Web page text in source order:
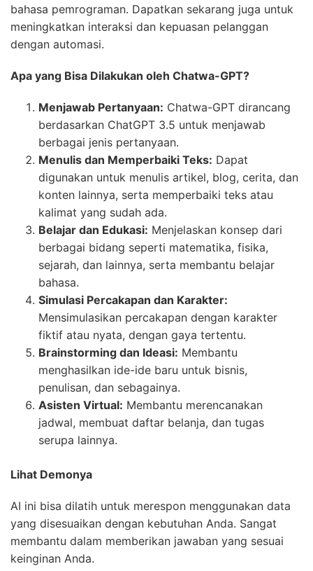
bahasa pemrograman. Dapatkan sekarang juga untuk
meningkatkan interaksi dan kepuasan pelanggan
dengan automasi.
Apa yang Bisa Dilakukan oleh Chatwa-GPT?
Menjawab Pertanyaan: Chatwa-GPT dirancang
berdasarkan ChatGPT 3.5 untuk menjawab
berbagai jenis pertanyaan.
Menulis dan Memperbaiki Teks: Dapat
digunakan untuk menulis artikel, blog, cerita, dan
konten lainnya, serta memperbaiki teks atau
kalimat yang sudah ada.
Belajar dan Edukasi: Menjelaskan konsep dari
berbagai bidang seperti matematika, fisika,
sejarah, dan lainnya, serta membantu belajar
bahasa.
Simulasi Percakapan dan Karakter:
Mensimulasikan percakapan dengan karakter
fiktif atau nyata, dengan gaya tertentu.
Brainstorming dan Ideasi: Membantu
menghasilkan ide-ide baru untuk bisnis,
penulisan, dan sebagainya.
Asisten Virtual: Membantu merencanakan
jadwal, membuat daftar belanja, dan tugas
serupa lainnya.
Lihat Demonya
AI ini bisa dilatih untuk merespon menggunakan data
yang disesuaikan dengan kebutuhan Anda. Sangat
membantu dalam memberikan jawaban yang sesuai
keinginan Anda.